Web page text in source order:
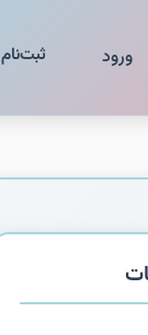
ورود ثبت‌نام